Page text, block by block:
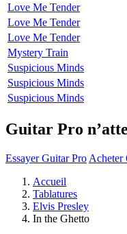
Love Me Tender
Love Me Tender
Love Me Tender
Mystery Train
Suspicious Minds
Suspicious Minds
Suspicious Minds
Guitar Pro
Essayer Guitar Pro Acheter
Accueil
Tablatures
Elvis Presley
In the Ghetto